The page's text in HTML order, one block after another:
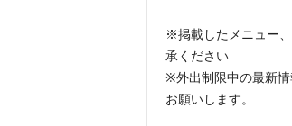
※掲載したメニュー
承ください
※外出制限中の最新情
お願いします。